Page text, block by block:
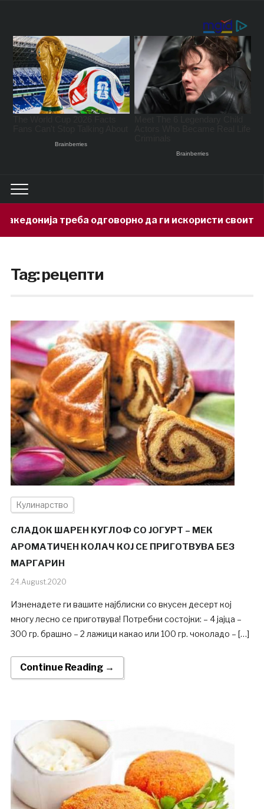
треба одговорно да ги искористи своите
Tag:рецепти
Кулинарство
СЛАДОК ШАРЕН КУГЛОФ СО ЈОГУРТ – МЕК
АРОМАТИЧЕН КОЛАЧ КОЈ СЕ ПРИГОТВУВА БЕЗ
МАРГАРИН
24.August.2020
Изненадете ги вашите најблиски со вкусен десерт кој
многу лесно се приготвува! Потребни состојки: – 4 јајца –
300 гр. брашно – 2 лажици какао или 100 гр. чоколадо – […]
Continue Reading →